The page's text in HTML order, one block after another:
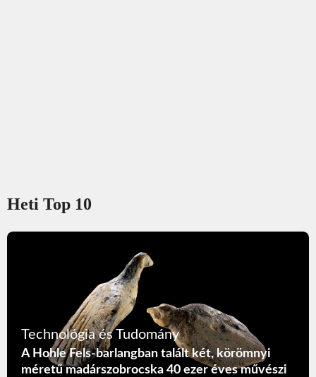
Heti Top 10
Technológia és Tudomány
A Hohle Fels-barlangban talált két, körömnyi
méretű madárszobrocska 40 ezer éves művészi